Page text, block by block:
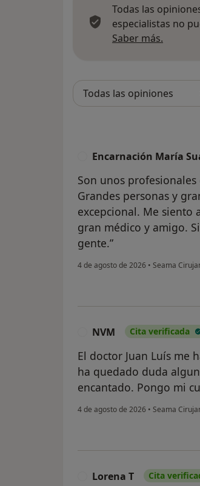
Todas las
especialistas no
Saber más.
Encarnación María
Son unos
Grandes personas y
excepcional. Me siento
gran médico y amigo.
gente.”
4 de agosto de 2026 • Seama
NVM Cita verificada
El doctor Juan Luís me
ha quedado duda
encantado. Pongo mi
4 de agosto de 2026 • Seama
Lorena T Cita